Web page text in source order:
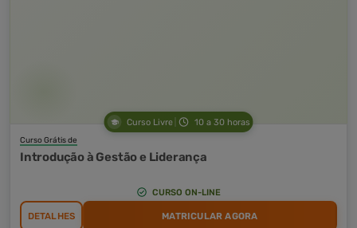
Curso Livre 10 a 30 horas
Curso Grátis de
Introdução à Gestão e Liderança
CURSO ON-LINE
DETALHES MATRICULAR AGORA